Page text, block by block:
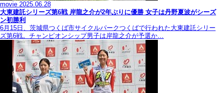
movie 2025.06.28
大東建託シリーズ第6戦 岸龍之介が2年ぶりに優勝 女子は丹野夏波がシーズ
ン初勝利
6月15日、茨城県つくば市サイクルパークつくばで行われた大東建託シリー
ズ第6戦。チャンピオンシップ男子は岸龍之介が予選か…